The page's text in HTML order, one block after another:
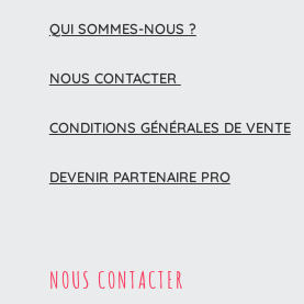
QUI SOMMES-NOUS ?
NOUS CONTACTER
CONDITIONS GÉNÉRALES DE VENTE
DEVENIR PARTENAIRE PRO
NOUS CONTACTER